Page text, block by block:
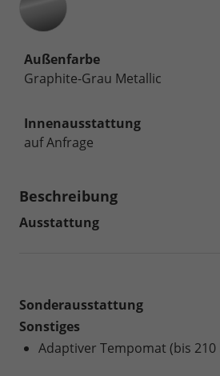
Außenfarbe
Graphite-Grau Metallic
Innenausstattung
auf Anfrage
Beschreibung
Ausstattung
Sonderausstattung
Sonstiges
Adaptiver Tempomat (bis